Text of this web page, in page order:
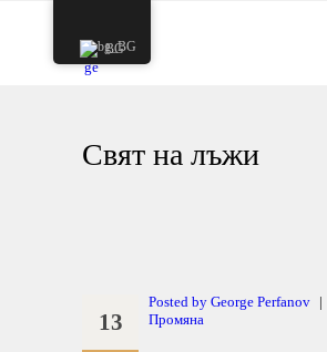
Свят на лъжи
ЗА НАС
ЖИВОТЪТ НА ЦЪРКВАТА
13
Posted by George Perfanov
Промяна
BG